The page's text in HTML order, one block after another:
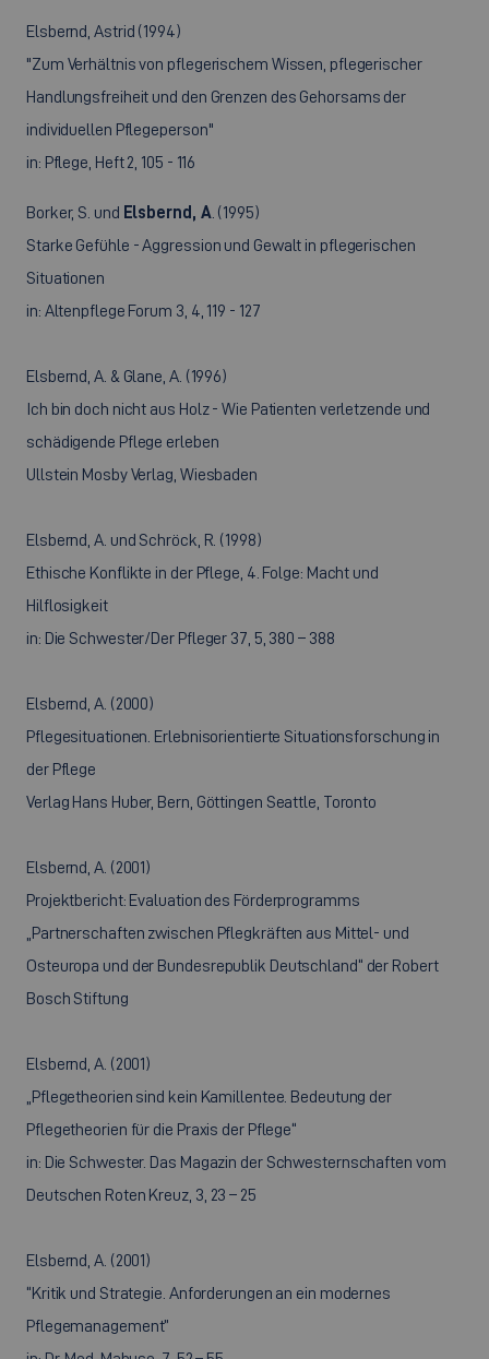
Elsbernd, Astrid (1994)
"Zum Verhältnis von pflegerischem Wissen, pflegerischer
Handlungsfreiheit und den Grenzen des Gehorsams der
individuellen Pflegeperson"
in: Pflege, Heft 2, 105 - 116
Borker, S. und Elsbernd, A . (1995)
Starke Gefühle - Aggression und Gewalt in pflegerischen
Situationen
in: Altenpflege Forum 3, 4, 119 - 127
Elsbernd, A. & Glane, A. (1996)
Ich bin doch nicht aus Holz - Wie Patienten verletzende und
schädigende Pflege erleben
Ullstein Mosby Verlag, Wiesbaden
Elsbernd, A. und Schröck, R. (1998)
Ethische Konflikte in der Pflege, 4. Folge: Macht und
Hilflosigkeit
in: Die Schwester/Der Pfleger 37, 5, 380 – 388
Elsbernd, A. (2000)
Pflegesituationen. Erlebnisorientierte Situationsforschung in
der Pflege
Verlag Hans Huber, Bern, Göttingen Seattle, Toronto
Elsbernd, A. (2001)
Projektbericht: Evaluation des Förderprogramms
„Partnerschaften zwischen Pflegkräften aus Mittel- und
Osteuropa und der Bundesrepublik Deutschland“ der Robert
Bosch Stiftung
Elsbernd, A. (2001)
„Pflegetheorien sind kein Kamillentee. Bedeutung der
Pflegetheorien für die Praxis der Pflege“
in: Die Schwester. Das Magazin der Schwesternschaften vom
Deutschen Roten Kreuz, 3, 23 – 25
Elsbernd, A. (2001)
“Kritik und Strategie. Anforderungen an ein modernes
Pflegemanagement”